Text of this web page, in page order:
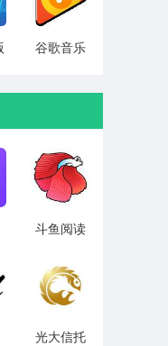
谷歌音乐
斗鱼阅读
光大信托